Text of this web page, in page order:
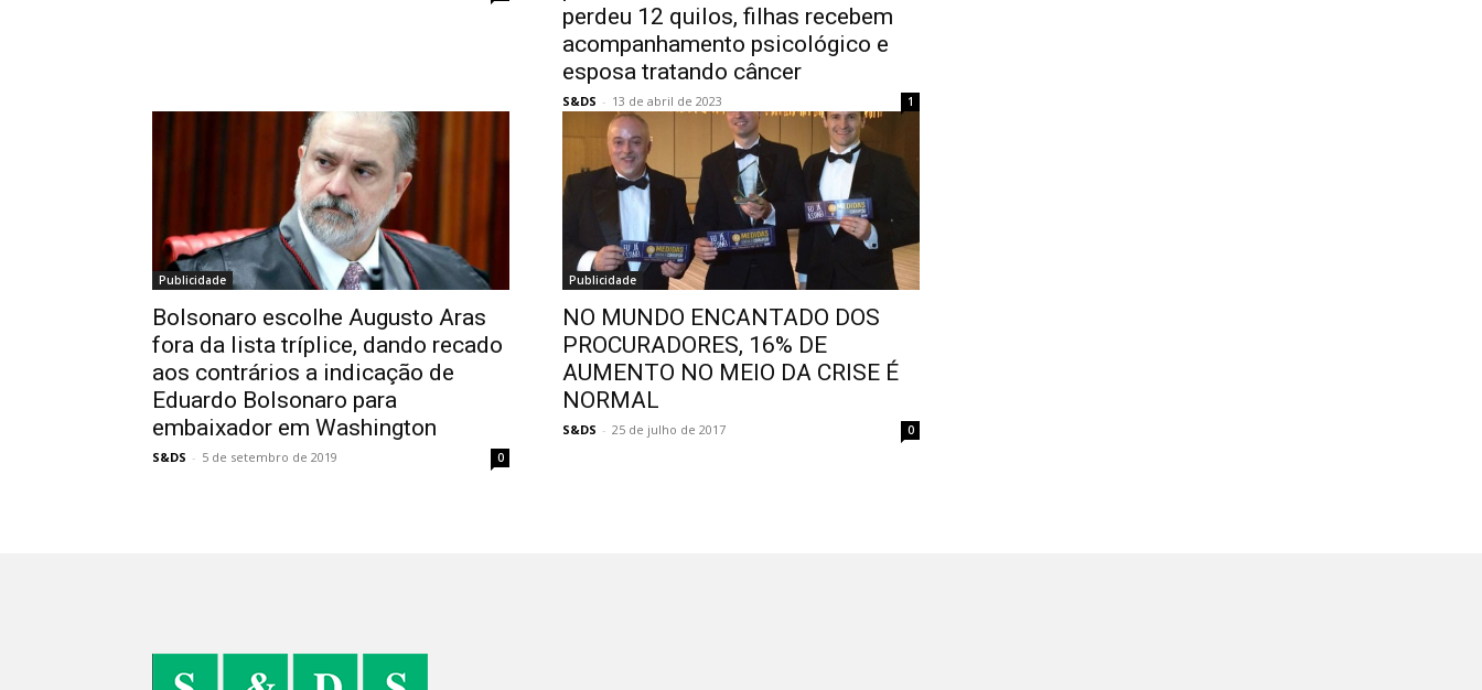
perdeu 12 quilos, filhas recebem
acompanhamento psicológico e
esposa tratando câncer
S&DS - 13 de abril de 2023 1
Publicidade
Bolsonaro escolhe Augusto Aras
fora da lista tríplice, dando recado
aos contrários a indicação de
Eduardo Bolsonaro para
embaixador em Washington
S&DS - 5 de setembro de 2019 0
Publicidade
NO MUNDO ENCANTADO DOS
PROCURADORES, 16% DE
AUMENTO NO MEIO DA CRISE É
NORMAL
S&DS - 25 de julho de 2017 0